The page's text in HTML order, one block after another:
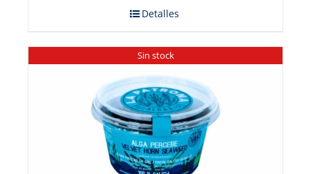
Detalles
Sin stock